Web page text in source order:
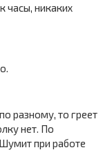
часы, никаких
разному, то греет
нет. По
при работе